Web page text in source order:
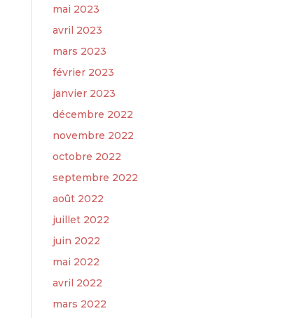
mai 2023
avril 2023
mars 2023
février 2023
janvier 2023
décembre 2022
novembre 2022
octobre 2022
septembre 2022
août 2022
juillet 2022
juin 2022
mai 2022
avril 2022
mars 2022